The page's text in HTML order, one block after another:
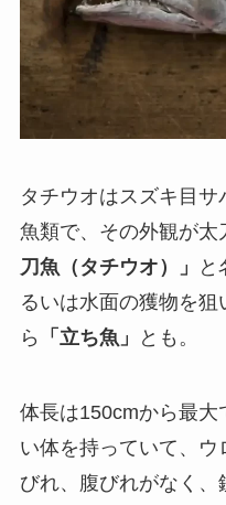
タチウオはスズキ目
魚類で、その外観が太
刀魚（タチウオ）」
と
るいは水面の獲物を
ら
「立ち魚」 とも。
体長は150cmから最大
い体を持っていて、
びれ、腹びれがなく、